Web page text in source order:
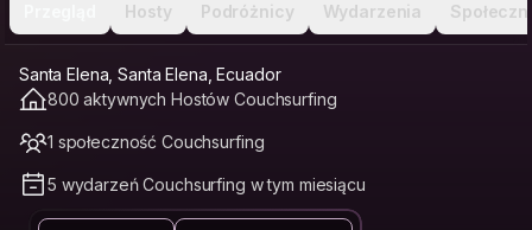
Hosty Podróżnicy Wydarzenia
Santa Elena, Santa Elena, Ecuador
800 aktywnych Hostów Couchsurfing
1 społeczność Couchsurfing
5 wydarzeń Couchsurfing w tym miesiącu